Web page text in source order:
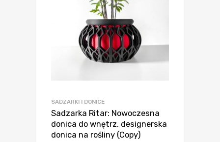
SADZARKI I DONICE
Sadzarka Ritar: Nowoczesna
donica do wnętrz, designerska
donica na rośliny (Copy)